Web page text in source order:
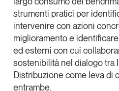
strumenti pratici per
intervenire con azioni
miglioramento e
ed esterni con cui
sostenibilità nel dialogo tra
Distribuzione come leva di
entrambe.